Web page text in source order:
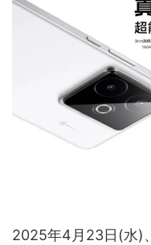
2025年4月23日(水)、